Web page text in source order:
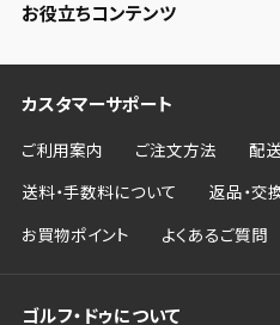
お役立ちコンテンツ
カスタマーサポート
ご利用案内 ご注文方法 配
送料・手数料について 返品・交
お買物ポイント よくあるご質問
ゴルフ・ドゥについて